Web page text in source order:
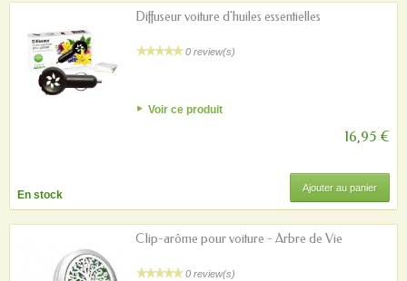
Diffuseur voiture d'huiles essentielles
0 review(s)
Voir ce produit
16,95 €
En stock
Ajouter au panier
Clip-arôme pour voiture - Arbre de Vie
0 review(s)